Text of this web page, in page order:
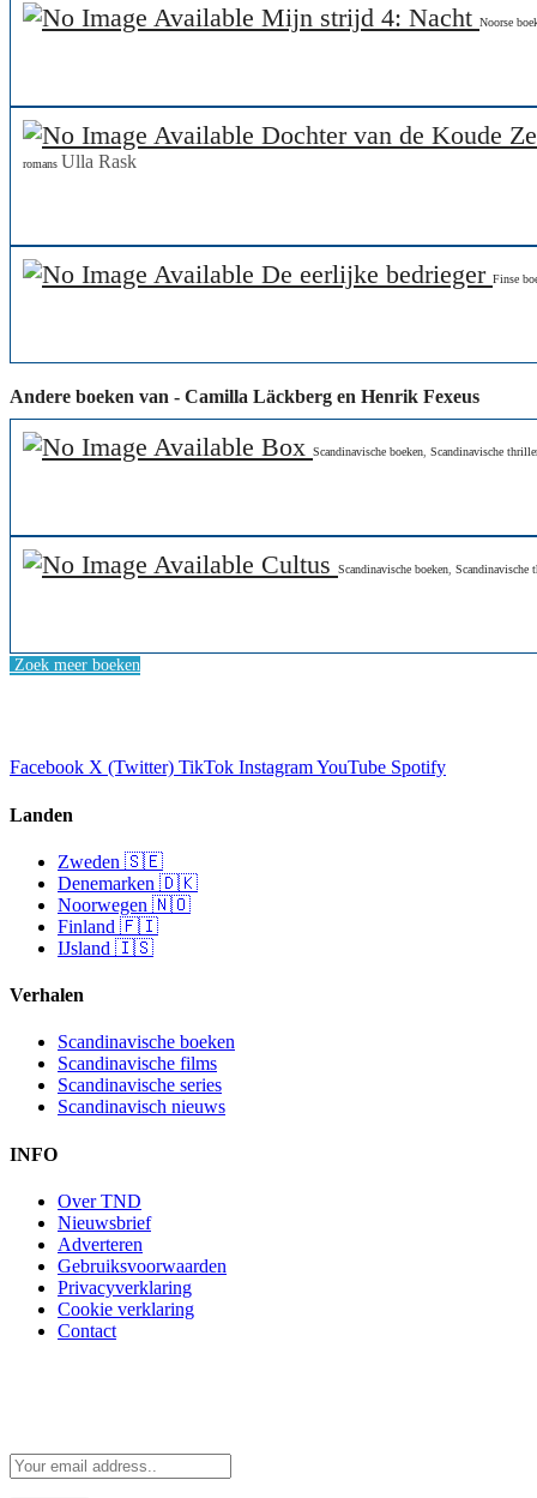
Mijn strijd 4: Nacht Noorse
Dochter van de Koude
romans Ulla Rask
De eerlijke bedrieger Finse
Andere boeken van - Camilla Läckberg en Henrik Fexeus
Box Scandinavische boeken, Scandinavische
Cultus Scandinavische boeken, Scandinavische
Zoek meer boeken
Facebook X (Twitter) TikTok InstagramYouTube Spotify
Landen
Zweden 🇸🇪
Denemarken 🇩🇰
Noorwegen 🇳🇴
Finland 🇫🇮
IJsland 🇮🇸
Verhalen
Scandinavische boeken
Scandinavische films
Scandinavische series
Scandinavisch nieuws
INFO
Over TND
Nieuwsbrief
Adverteren
Gebruiksvoorwaarden
Privacyverklaring
Cookie verklaring
Contact